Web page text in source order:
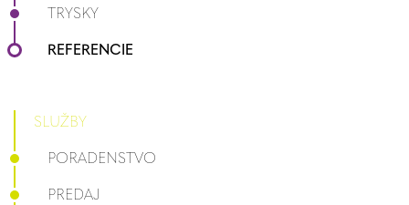
TRYSKY
REFERENCIE
SLUŽBY
PORADENSTVO
PREDAJ